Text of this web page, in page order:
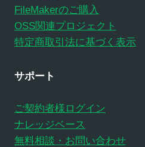
FileMakerのご購入
OSS関連プロジェクト
特定商取引法に基づく表示
サポート
ご契約者様ログイン
ナレッジベース
無料相談・お問い合わせ